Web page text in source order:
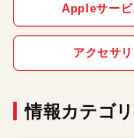
Appleサービ
アクセサリ
情報カテゴリ